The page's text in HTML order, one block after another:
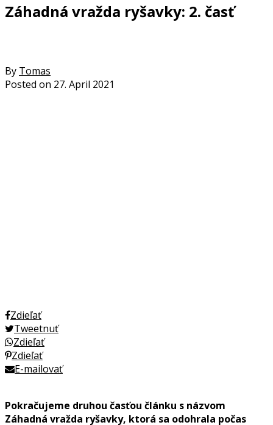
Záhadná vražda ryšavky: 2. časť
By Tomas
Posted on 27. April 2021
Zdieľať
Tweetnuť
Zdieľať
Zdieľať
E-mailovať
Pokračujeme druhou časťou článku s názvom
Záhadná vražda ryšavky, ktorá sa odohrala počas